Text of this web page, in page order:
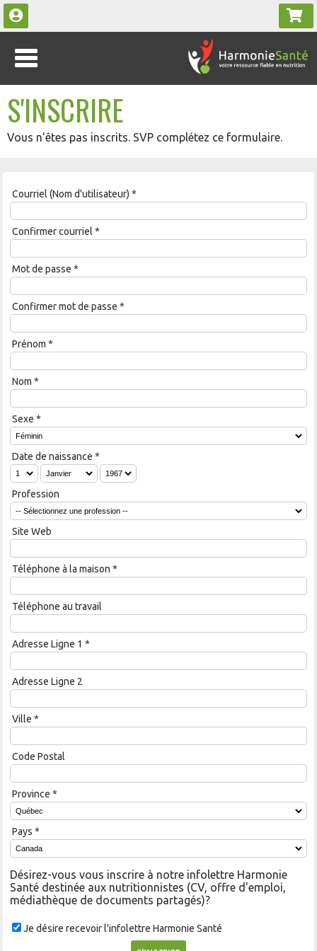
S'INSCRIRE
Vous n'êtes pas inscrits. SVP complétez ce formulaire.
Courriel (Nom d'utilisateur) *
Confirmer courriel *
Mot de passe *
Confirmer mot de passe *
Prénom *
Nom *
Sexe *
Date de naissance *
Profession
Site Web
Téléphone à la maison *
Téléphone au travail
Adresse Ligne 1 *
Adresse Ligne 2
Ville *
Code Postal
Province *
Pays *
Désirez-vous vous inscrire à notre infolettre Harmonie
Santé destinée aux nutritionnistes (CV, offre d'emploi,
médiathèque de documents partagés)?
Je désire recevoir l'infolettre Harmonie Santé